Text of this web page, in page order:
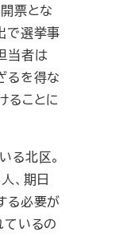
票とな
で選挙事
当者は
るを得な
ることに
る北区。
、期日
る必要が
ているの